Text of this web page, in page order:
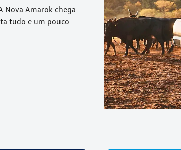
Nova Amarok chega
tudo e um pouco